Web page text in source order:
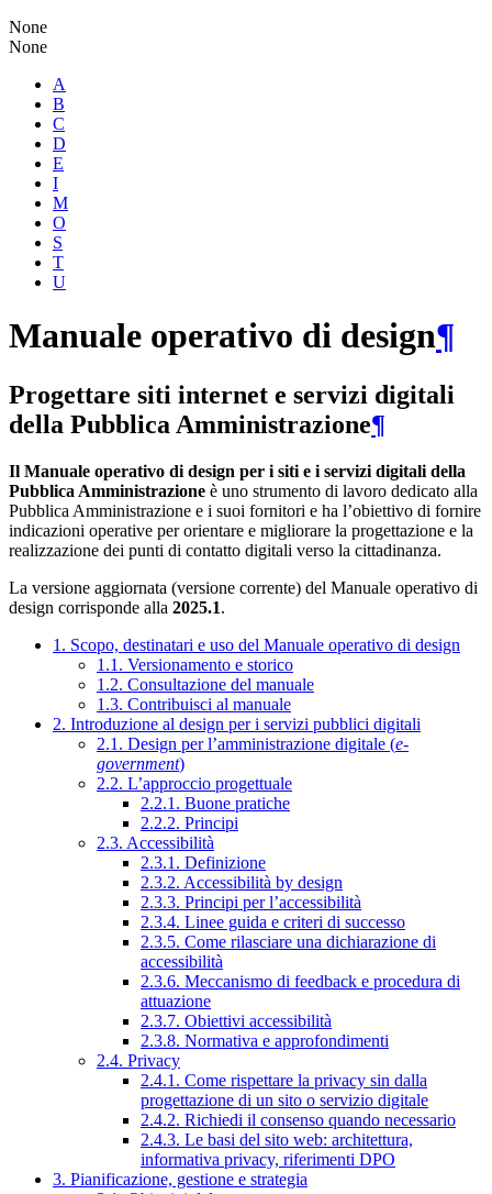
None
None
A
B
C
D
E
I
M
O
S
T
U
Manuale operativo di design¶
Progettare siti internet e servizi digitali
della Pubblica Amministrazione¶
Il Manuale operativo di design per i siti e i servizi digitali della
Pubblica Amministrazione è uno strumento di lavoro dedicato alla
Pubblica Amministrazione e i suoi fornitori e ha l’obiettivo di fornire
indicazioni operative per orientare e migliorare la progettazione e la
realizzazione dei punti di contatto digitali verso la cittadinanza.
La versione aggiornata (versione corrente) del Manuale operativo di
design corrisponde alla 2025.1.
1. Scopo, destinatari e uso del Manuale operativo di design
1.1. Versionamento e storico
1.2. Consultazione del manuale
1.3. Contribuisci al manuale
2. Introduzione al design per i servizi pubblici digitali
2.1. Design per l’amministrazione digitale (e-
government)
2.2. L’approccio progettuale
2.2.1. Buone pratiche
2.2.2. Principi
2.3. Accessibilità
2.3.1. Definizione
2.3.2. Accessibilità by design
2.3.3. Principi per l’accessibilità
2.3.4. Linee guida e criteri di successo
2.3.5. Come rilasciare una dichiarazione di
accessibilità
2.3.6. Meccanismo di feedback e procedura di
attuazione
2.3.7. Obiettivi accessibilità
2.3.8. Normativa e approfondimenti
2.4. Privacy
2.4.1. Come rispettare la privacy sin dalla
progettazione di un sito o servizio digitale
2.4.2. Richiedi il consenso quando necessario
2.4.3. Le basi del sito web: architettura,
informativa privacy, riferimenti DPO
3. Pianificazione, gestione e strategia